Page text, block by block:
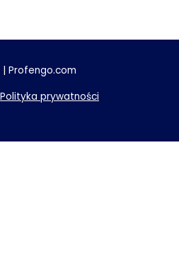
Profengo.com
Polityka prywatności